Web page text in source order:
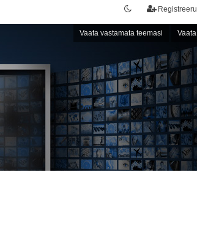
Registreeru
Vaata vastamata teemasi